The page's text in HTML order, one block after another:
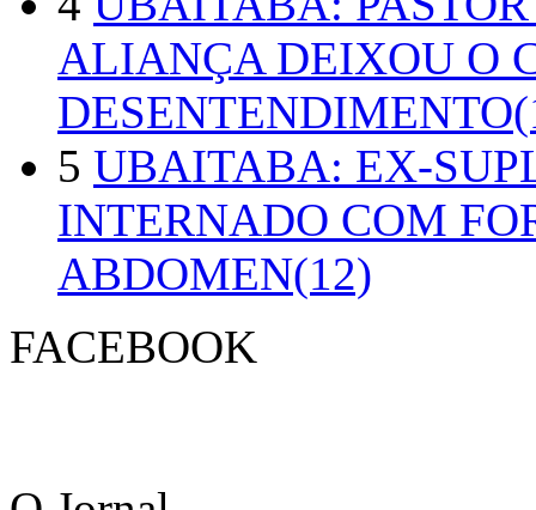
ALIANÇA DEIXOU O
5 UBAITABA: EX-
INTERNADO COM
ABDOMEN(12)
FACEBOOK